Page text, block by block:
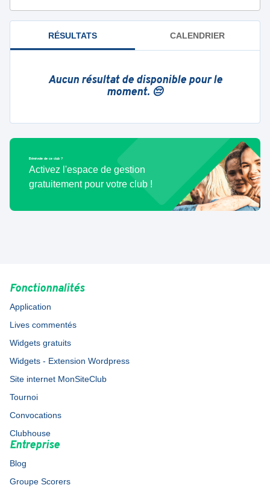
RÉSULTATS CALENDRIER
Aucun résultat de disponible pour le
moment. 😔
Bénévole de ce club ?
Activez l'espace de gestion
gratuitement pour votre club !
Fonctionnalités
Application
Lives commentés
Widgets gratuits
Widgets - Extension Wordpress
Site internet MonSiteClub
Tournoi
Convocations
Clubhouse
Entreprise
Blog
Groupe Scorers